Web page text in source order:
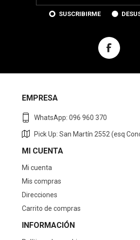
SUSCRIBIRME
EMPRESA
WhatsApp: 096 960 370
Pick Up: San Martín 2552 (esq
MI CUENTA
Mi cuenta
Mis compras
Direcciones
Carrito de compras
INFORMACIÓN